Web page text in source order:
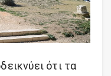
ότι τα